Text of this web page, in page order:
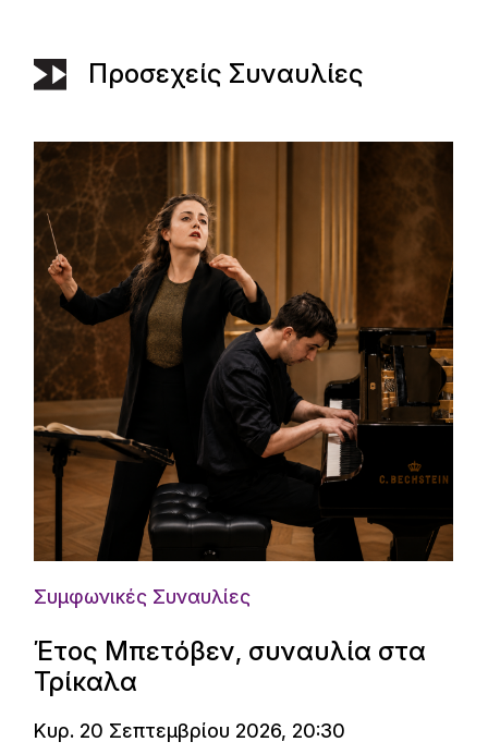
Προσεχείς Συναυλίες
Συμφωνικές Συναυλίες
Έτος Μπετόβεν, συναυλία στα
Τρίκαλα
Κυρ. 20 Σεπτεμβρίου 2026, 20:30